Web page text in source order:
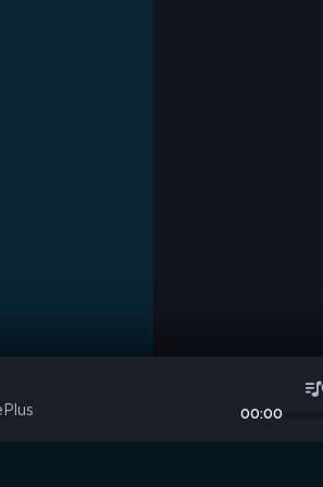
00:00